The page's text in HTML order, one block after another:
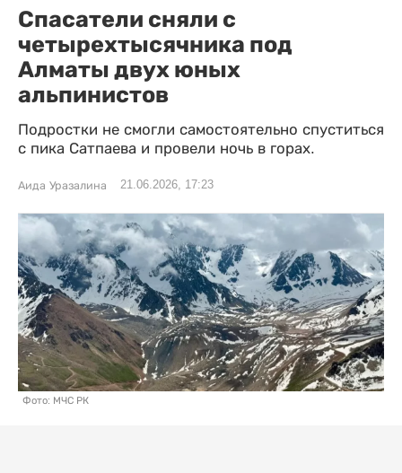
Спасатели сняли с
четырехтысячника под
Алматы двух юных
альпинистов
Подростки не смогли самостоятельно спуститься
с пика Сатпаева и провели ночь в горах.
Аида Уразалина 21.06.2026, 17:23
Фото: МЧС РК